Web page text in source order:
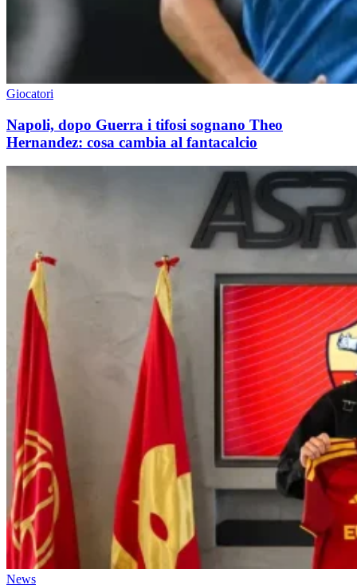
Giocatori
Napoli, dopo Guerra i tifosi sognano Theo
Hernandez: cosa cambia al fantacalcio
News